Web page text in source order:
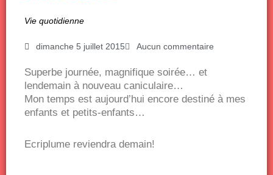
Vie quotidienne
dimanche 5 juillet 2015 Aucun commentaire
Superbe journée, magnifique soirée… et
lendemain à nouveau caniculaire…
Mon temps est aujourd’hui encore destiné à mes
enfants et petits-enfants…
Ecriplume reviendra demain!